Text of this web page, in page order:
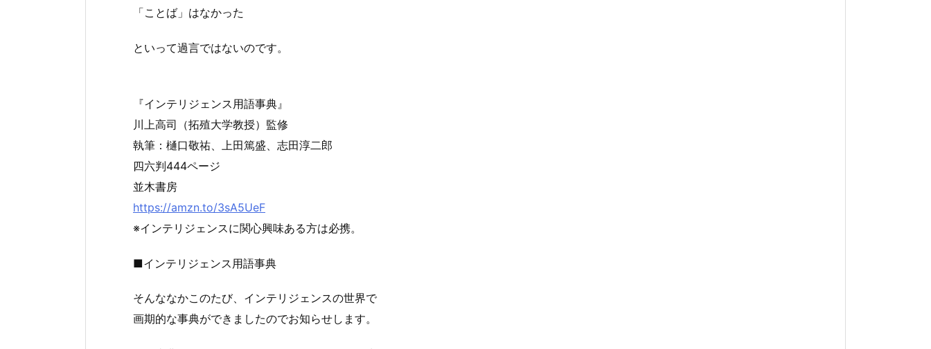
「ことば」はなかった
といって過言ではないのです。
『インテリジェンス用語事典』
川上高司（拓殖大学教授）監修
執筆：樋口敬祐、上田篤盛、志田淳二郎
四六判444ページ
並木書房
https://amzn.to/3sA5UeF
※インテリジェンスに関心興味ある方は必携。
■インテリジェンス用語事典
そんななかこのたび、インテリジェンスの世界で
画期的な事典ができましたのでお知らせします。